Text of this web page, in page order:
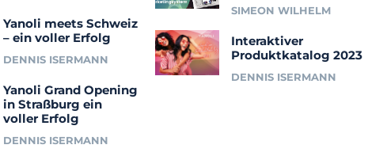
Yanoli meets Schweiz
– ein voller Erfolg
DENNIS ISERMANN
Yanoli Grand Opening
in Straßburg ein
voller Erfolg
DENNIS ISERMANN
SIMEON WILHELM
Interaktiver
Produktkatalog 2023
DENNIS ISERMANN